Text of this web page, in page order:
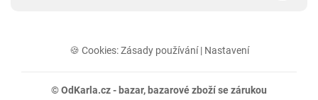
🍪 Cookies:Zásady používání| Nastavení
© OdKarla.cz - bazar, bazarové zboží se zárukou